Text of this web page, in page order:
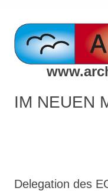
IM NEUEN
Delegation des